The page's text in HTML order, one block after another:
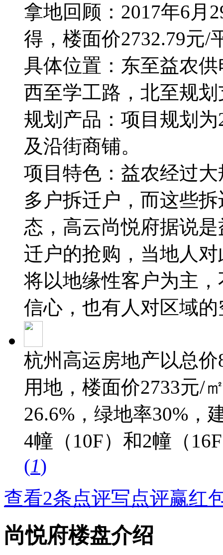
拿地回顾：2017年6月
得，楼面价2732.79元/
具体位置：东至益农
西至学工路，北至规
规划产品：项目规划
及沿街商铺。
项目特色：益农经过
多户拆迁户，而这些
态，高云尚悦府据说
迁户的抢购，当地人
将以地缘性客户为主
信心，也有人对区域
杭州高运房地产以总
用地，楼面价2733元/
26.6%，绿地率30%，
4幢（10F）和2幢（
(1)
查看2条点评写点评赢红
尚悦府楼盘介绍